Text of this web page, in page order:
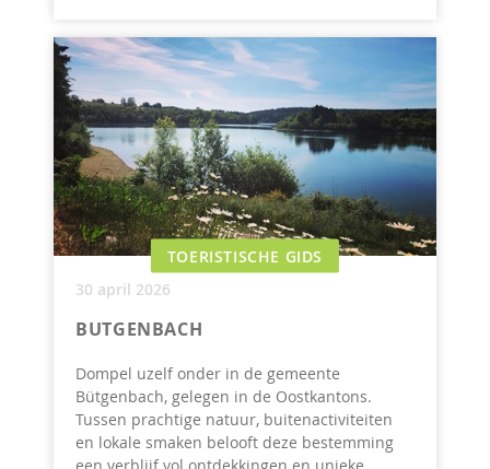
TOERISTISCHE GIDS
30 april 2026
BUTGENBACH
Dompel uzelf onder in de gemeente
Bütgenbach, gelegen in de Oostkantons.
Tussen prachtige natuur, buitenactiviteiten
en lokale smaken belooft deze bestemming